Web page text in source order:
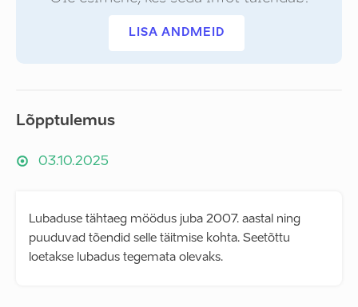
LISA ANDMEID
Lõpptulemus
03.10.2025
Lubaduse tähtaeg möödus juba 2007. aastal ning
puuduvad tõendid selle täitmise kohta. Seetõttu
loetakse lubadus tegemata olevaks.